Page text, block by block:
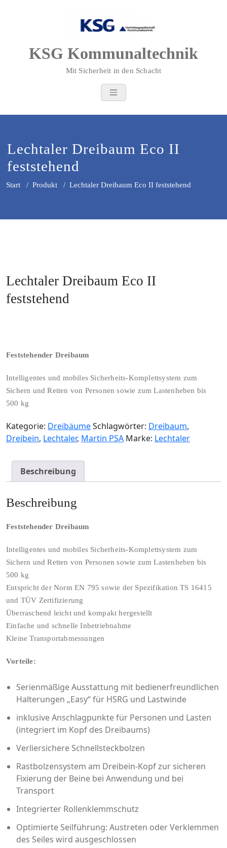
KSG Kommunaltechnik
Mit Sicherheit in den Schacht
Lechtaler Dreibaum Eco II
feststehend
Start / Produkt / Lechtaler Dreibaum Eco II feststehend
Lechtaler Dreibaum Eco II
feststehend
Feststehender Dreibaum
Intelligentes und mobiles Sicherheits-Komplettsystem zum
Sichern und Retten von Personen sowie zum Lastenheben bis
500 kg
Kategorie: DreibäumeSchlagwörter: Dreibaum,
Dreibein, Lechtaler, Martin PSA Marke: Lechtaler
Beschreibung
Beschreibung
Feststehender Dreibaum
Intelligentes und mobiles Sicherheits-Komplettsystem zum
Sichern und Retten von Personen sowie zum Lastenheben bis
500 kg
Entspricht der Norm EN 795 sowie der Spezifikation TS 16415
und TÜV Zertifizierung
Überraschend leicht und kompakt hergestellt
Einfache und schnelle Inbetriebnahme
Kleine Transportabmessungen
Vorteile:
Serienmäßige Ausstattung mit bedienerfreundlichen
Halterungen „Easy“ für HSRG und Lastwinde
inklusive Anschlagpunkte für Personen und Lasten
(integriert im Kopf des Dreibaums)
Verliersichere Schnellsteckbolzen
Rastbolzensystem am Dreibein-Kopf zur sicheren
Fixierung der Beine bei Anwendung und bei
Transport
Integrierter Rollenklemmschutz
Optimierte Seilführung: Austreten oder Verklemmen
des Seiles wird ausgeschlossen